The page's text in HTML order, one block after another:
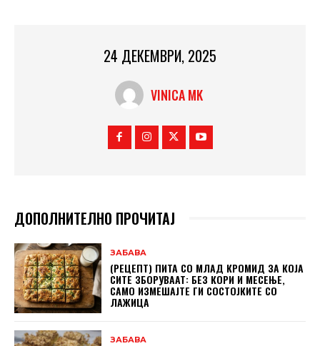
24 ДЕКЕМВРИ, 2025
VINICA MK
ДОПОЛНИТЕЛНО ПРОЧИТАЈ
ЗАБАВА
(РЕЦЕПТ) ПИТА СО МЛАД КРОМИД ЗА КОЈА
СИТЕ ЗБОРУВААТ: БЕЗ КОРИ И МЕСЕЊЕ,
САМО ИЗМЕШАЈТЕ ГИ СОСТОЈКИТЕ СО
ЛАЖИЦА
ЗАБАВА